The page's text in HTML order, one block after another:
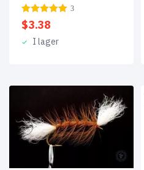
3
$3.38
I lager